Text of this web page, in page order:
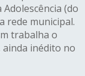
(do
rede municipal.
trabalha o
ainda inédito no